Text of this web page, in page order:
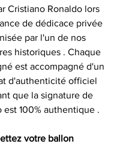
Cristiano Ronaldo lors
de dédicace privée
par l'un de nos
historiques . Chaque
est accompagné d'un
d'authenticité officiel
que la signature de
est 100% authentique .
votre ballon